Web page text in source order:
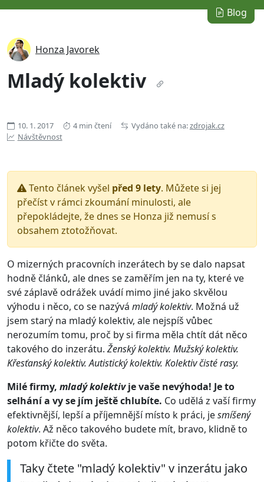
Blog
Honza Javorek
Mladý kolektiv
10. 1. 2017 4 min čtení Vydáno také na:zdrojak.cz
Návštěvnost
Tento článek vyšel před 9 lety. Můžete si jej
přečíst v rámci zkoumání minulosti, ale
přepokládejte, že dnes se Honza již nemusí s
obsahem ztotožňovat.
O mizerných pracovních inzerátech by se dalo napsat
hodně článků, ale dnes se zaměřím jen na ty, které ve
své záplavě odrážek uvádí mimo jiné jako skvělou
výhodu i něco, co se nazývá mladý kolektiv. Možná už
jsem starý na mladý kolektiv, ale nejspíš vůbec
nerozumím tomu, proč by si firma měla chtít dát něco
takového do inzerátu. Ženský kolektiv. Mužský kolektiv.
Křesťanský kolektiv. Autistický kolektiv. Kolektiv čisté rasy.
Milé firmy, mladý kolektivje vaše nevýhoda! Je to
selhání a vy se jím ještě chlubíte. Co udělá z vaší firmy
efektivnější, lepší a příjemnější místo k práci, jesmíšený
kolektiv. Až něco takového budete mít, bravo, klidně to
potom křičte do světa.
Taky čtete "mladý kolektiv" v inzerátu jako